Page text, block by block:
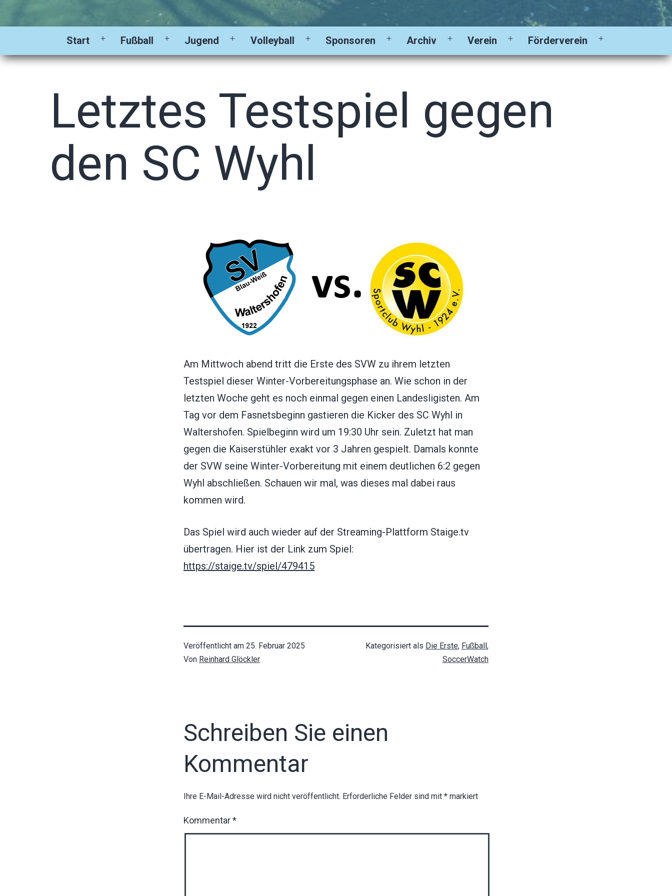
Start
Menü
öffnen
Fußball
Menü
öffnen
Jugend
Menü
öffnen
Volleyball
Menü
öffnen
Sponsoren
Menü
öffnen
Archiv
Menü
öffnen
Verein
Menü
öffnen
Förderverein
öffnen
Letztes Testspiel gegen
den SC Wyhl
Am Mittwoch abend tritt die Erste des SVW zu ihrem letzten
Testspiel dieser Winter-Vorbereitungsphase an. Wie schon in der
letzten Woche geht es noch einmal gegen einen Landesligisten. Am
Tag vor dem Fasnetsbeginn gastieren die Kicker des SC Wyhl in
Waltershofen. Spielbeginn wird um 19:30 Uhr sein. Zuletzt hat man
gegen die Kaiserstühler exakt vor 3 Jahren gespielt. Damals konnte
der SVW seine Winter-Vorbereitung mit einem deutlichen 6:2 gegen
Wyhl abschließen. Schauen wir mal, was dieses mal dabei raus
kommen wird.
Das Spiel wird auch wieder auf der Streaming-Plattform Staige.tv
übertragen. Hier ist der Link zum Spiel:
https://staige.tv/spiel/479415
Veröffentlicht am 25. Februar 2025
Von Reinhard Glöckler
Kategorisiert als Die Erste, Fußball,
SoccerWatch
Schreiben Sie einen
Kommentar
Ihre E-Mail-Adresse wird nicht veröffentlicht. Erforderliche Felder sind mit * markiert
Kommentar*